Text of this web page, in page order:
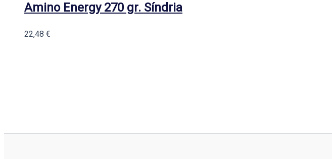
Amino Energy 270 gr. Síndria
22,48 €